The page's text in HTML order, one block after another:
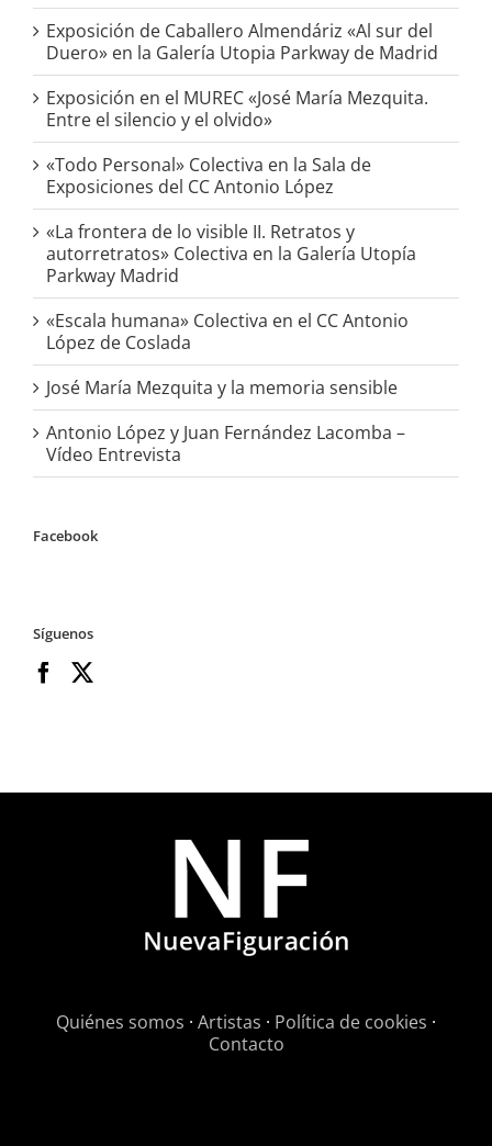
Exposición de Caballero Almendáriz «Al sur del
Duero» en la Galería Utopia Parkway de Madrid
Exposición en el MUREC «José María Mezquita.
Entre el silencio y el olvido»
«Todo Personal» Colectiva en la Sala de
Exposiciones del CC Antonio López
«La frontera de lo visible II. Retratos y
autorretratos» Colectiva en la Galería Utopía
Parkway Madrid
«Escala humana» Colectiva en el CC Antonio
López de Coslada
José María Mezquita y la memoria sensible
Antonio López y Juan Fernández Lacomba –
Vídeo Entrevista
Facebook
Síguenos
Quiénes somos · Artistas · Política de cookies ·
Contacto